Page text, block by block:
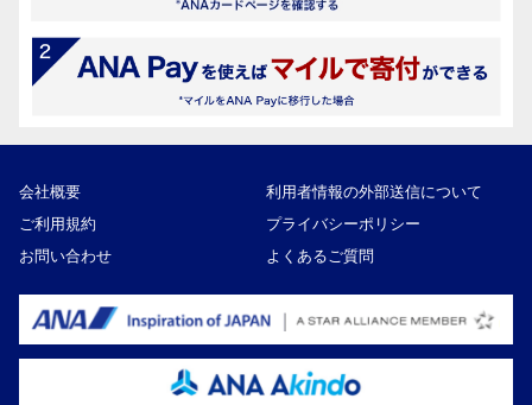
会社概要
利用者情報の外部送信について
ご利用規約
プライバシーポリシー
お問い合わせ
よくあるご質問